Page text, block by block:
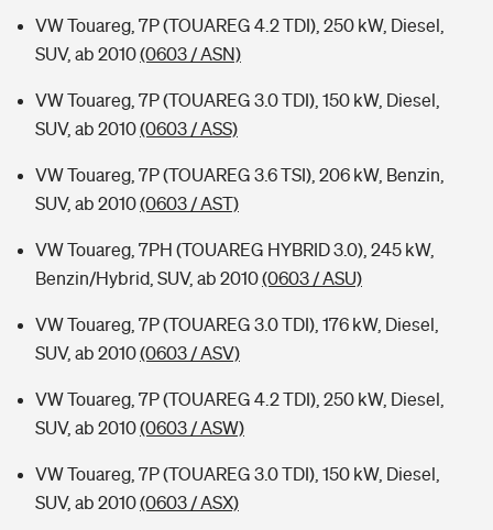
VW Touareg, 7P (TOUAREG 4.2 TDI), 250 kW, Diesel,
SUV, ab 2010(0603 / ASN)
VW Touareg, 7P (TOUAREG 3.0 TDI), 150 kW, Diesel,
SUV, ab 2010(0603 / ASS)
VW Touareg, 7P (TOUAREG 3.6 TSI), 206 kW, Benzin,
SUV, ab 2010(0603 / AST)
VW Touareg, 7PH (TOUAREG HYBRID 3.0), 245 kW,
Benzin/Hybrid, SUV, ab 2010(0603 / ASU)
VW Touareg, 7P (TOUAREG 3.0 TDI), 176 kW, Diesel,
SUV, ab 2010(0603 / ASV)
VW Touareg, 7P (TOUAREG 4.2 TDI), 250 kW, Diesel,
SUV, ab 2010(0603 / ASW)
VW Touareg, 7P (TOUAREG 3.0 TDI), 150 kW, Diesel,
SUV, ab 2010(0603 / ASX)